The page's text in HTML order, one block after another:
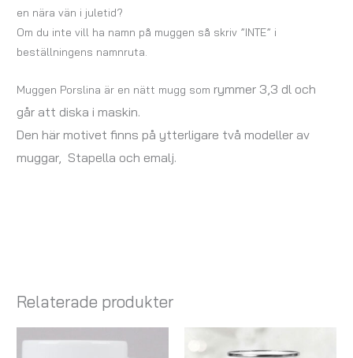
en nära vän i juletid?
Om du inte vill ha namn på muggen så skriv ”INTE” i
beställningens namnruta.
Muggen Porslina är en nätt mugg som rymmer 3,3 dl och
går att diska i maskin.
Den här motivet finns på ytterligare två modeller av
muggar, Stapella och emalj.
Relaterade produkter